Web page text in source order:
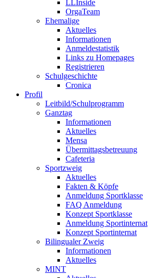
LLInside
OrgaTeam
Ehemalige
Aktuelles
Informationen
Anmeldestatistik
Links zu Homepages
Registrieren
Schulgeschichte
Cronica
Profil
Leitbild/Schulprogramm
Ganztag
Informationen
Aktuelles
Mensa
Übermittagsbetreuung
Cafeteria
Sportzweig
Aktuelles
Fakten & Köpfe
Anmeldung Sportklasse
FAQ Anmeldung
Konzept Sportklasse
Anmeldung Sportinternat
Konzept Sportinternat
Bilingualer Zweig
Informationen
Aktuelles
MINT